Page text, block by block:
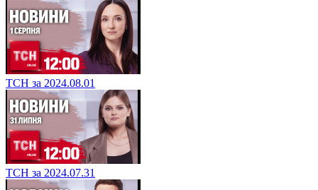
ТСН за 2024.08.01
ТСН за 2024.07.31